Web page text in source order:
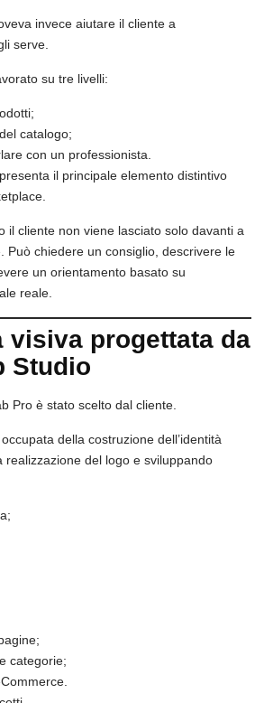
invece aiutare il cliente a
serve.
su tre livelli:
catalogo;
con un professionista.
il principale elemento distintivo
il cliente non viene lasciato solo davanti a
Può chiedere un consiglio, descrivere le
un orientamento basato su
reale.
visiva progettata da
Studio
Pro è stato scelto dal cliente.
della costruzione dell’identità
realizzazione del logo e sviluppando
categorie;